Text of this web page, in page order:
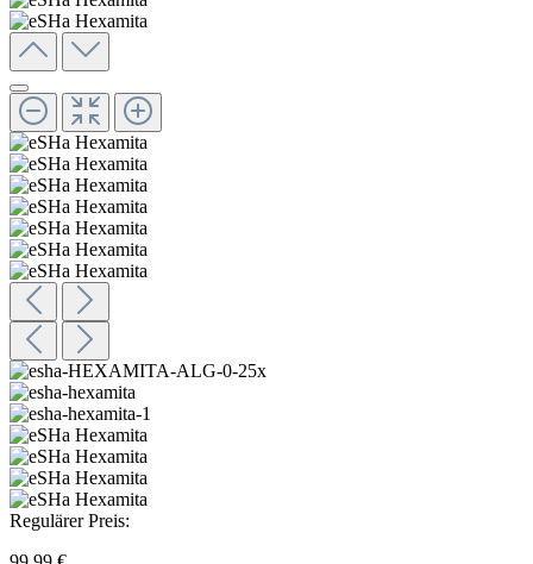
Regulärer Preis: